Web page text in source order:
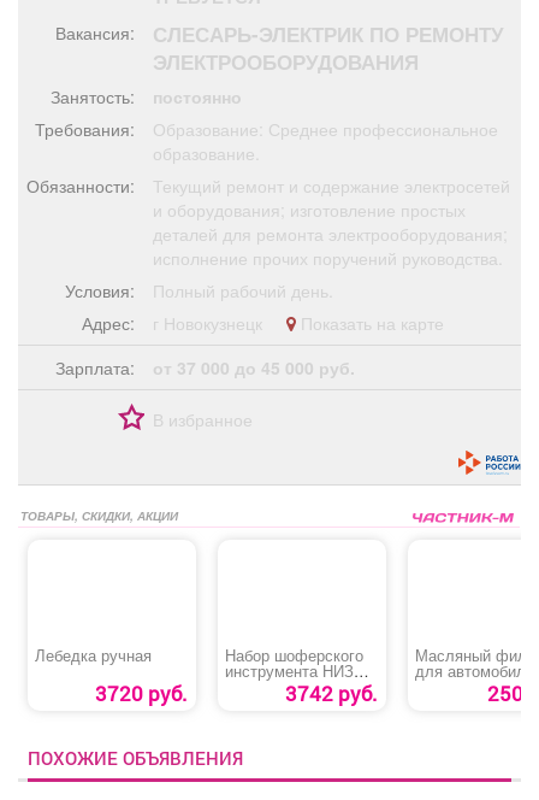
Поздравления
ТВ программа Я - пенсионер
Вакансия:
СЛЕСАРЬ-ЭЛЕКТРИК ПО РЕМОНТУ
ЭЛЕКТРООБОРУДОВАНИЯ
Занятость:
постоянно
Требования:
Образование: Среднее профессиональное
образование.
Обязанности:
Текущий ремонт и содержание электросетей
и оборудования; изготовление простых
деталей для ремонта электрооборудования;
исполнение прочих поручений руководства.
Условия:
Полный рабочий день.
Адрес:
г Новокузнецк
Показать на карте
Зарплата:
от 37 000 до 45 000 руб.
В избранное
ТОВАРЫ, СКИДКИ, АКЦИИ
Лебедка ручная
3720 руб.
Набор шоферского
инструмента НИЗ
3742 руб.
Масляный
для
«Hyundai, Kia»
250
ПОХОЖИЕ ОБЪЯВЛЕНИЯ